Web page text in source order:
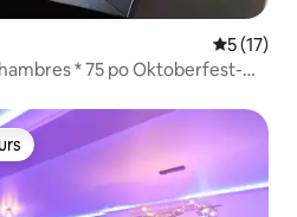
Note
5 (17)
* 75 po Oktoberfest-
les plus aimés